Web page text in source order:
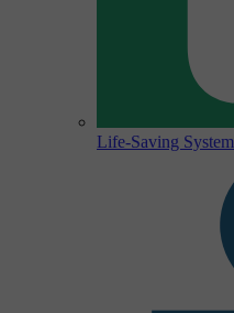
Life-Saving System